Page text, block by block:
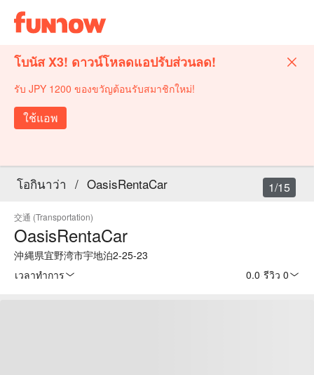
โบนัส X3! ดาวน์โหลดแอปรับส่วนลด!
รับ JPY 1200 ของขวัญต้อนรับสมาชิกใหม่!
ใช้แอพ
โอกินาว่า / OasisRentaCar
交通 (Transportation)
OasisRentaCar
沖縄県宜野湾市宇地泊2-25-23
เวลาทำการ
0.0 รีวิว 0
1/15